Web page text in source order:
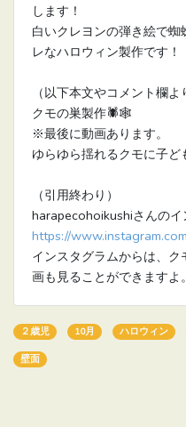
します！
白いクレヨンの弾き絵で
レなハロウィン製作です！
（以下本文やコメント欄よ
クモの巣製作🕷🕸
※最後に動画あります。
ゆらゆら揺れるクモに子
（引用終わり）
harapecohoikushiさんのイ
https://
インスタグラムからは、
画も見ることができますよ。
２歳児 10月 ハロウィン
壁面